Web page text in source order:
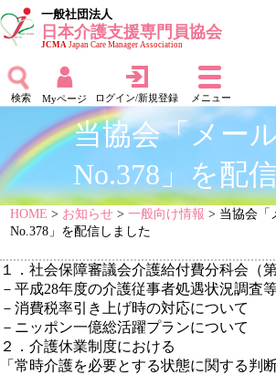
一般社団法人
日本介護支援専門員協会
JCMAJapan Care Manager Association
検索 Myページ ログイン/新規登録 メニュー
当協会「メー
No.378」を配
HOME > お知らせ >一般向け情報 > 当協会「
No.378」を配信しました
１．社会保障審議会介護給付費分科会（第
－平成28年度の介護従事者処遇状況調査
－消費税率引き上げ時の対応について
－ニッポン一億総活躍プランについて
２．介護休業制度における
「常時介護を必要とする状態に関する判